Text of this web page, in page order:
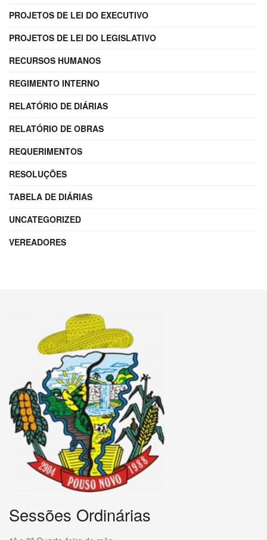
PROJETOS DE LEI DO EXECUTIVO
PROJETOS DE LEI DO LEGISLATIVO
RECURSOS HUMANOS
REGIMENTO INTERNO
RELATÓRIO DE DIÁRIAS
RELATÓRIO DE OBRAS
REQUERIMENTOS
RESOLUÇÕES
TABELA DE DIÁRIAS
UNCATEGORIZED
VEREADORES
Sessões Ordinárias